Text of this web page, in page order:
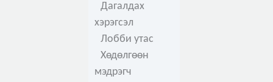
Дагалдах
хэрэгсэл
Лобби утас
Хөдөлгөөн
мэдрэгч